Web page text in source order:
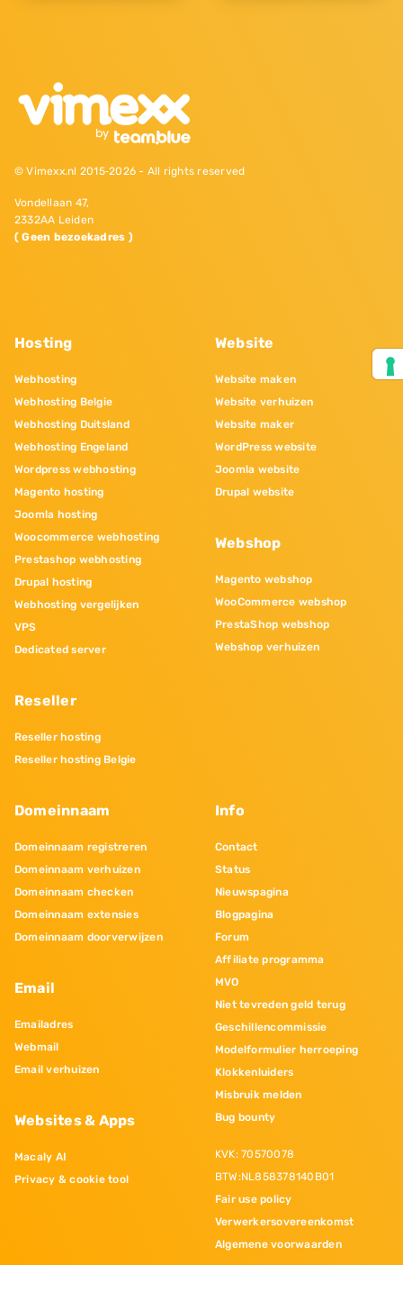
© Vimexx.nl 2015‐2026 - All rights reserved
Vondellaan 47,
2332AA Leiden
( Geen bezoekadres )
Hosting
Webhosting
Webhosting Belgie
Webhosting Duitsland
Webhosting Engeland
Wordpress webhosting
Magento hosting
Joomla hosting
Woocommerce webhosting
Prestashop webhosting
Drupal hosting
Webhosting vergelijken
VPS
Dedicated server
Reseller
Reseller hosting
Reseller hosting Belgie
Website
Website maken
Website verhuizen
Website maker
WordPress website
Joomla website
Drupal website
Webshop
Magento webshop
WooCommerce webshop
PrestaShop webshop
Webshop verhuizen
Domeinnaam
Domeinnaam registreren
Domeinnaam verhuizen
Domeinnaam checken
Domeinnaam extensies
Domeinnaam doorverwijzen
Email
Emailadres
Webmail
Email verhuizen
Websites & Apps
Macaly AI
Privacy & cookie tool
Info
Contact
Status
Nieuwspagina
Blogpagina
Forum
Affiliate programma
MVO
Niet tevreden geld terug
Geschillencommissie
Modelformulier herroeping
Klokkenluiders
Misbruik melden
Bug bounty
KVK: 70570078
BTW:NL858378140B01
Fair use policy
Verwerkersovereenkomst
Algemene voorwaarden